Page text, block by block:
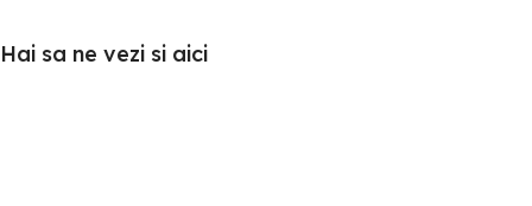
Hai sa ne vezi si aici